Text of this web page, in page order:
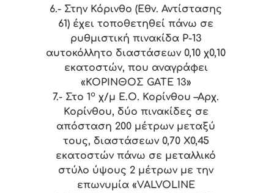
6.- Στην Κόρινθο (Εθν. Αντίστασης
61) έχει τοποθετηθεί πάνω σε
ρυθμιστική πινακίδα Ρ-13
αυτοκόλλητο διαστάσεων 0,10 χ0,10
εκατοστών, που αναγράφει
«ΚΟΡΙΝΘΟΣ GΑΤΕ 13»
7.- Στο 1ο χ/μ Ε.Ο. Κορίνθου –Αρχ.
Κορίνθου, δύο πινακίδες σε
απόσταση 200 μέτρων μεταξύ
τους, διαστάσεων 0,70 Χ0,45
εκατοστών πάνω σε μεταλλικό
στύλο ύψους 2 μέτρων με την
επωνυμία «VALVOLINE